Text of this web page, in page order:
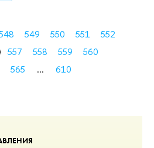
549 550 551
552
557 558 559
560
565 ... 610